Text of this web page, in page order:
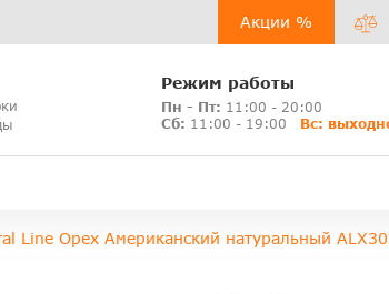
Акции %
Режим работы
Пн - Пт: 11:00 - 20:00
Сб: 11:00 - 19:00 Вс:
Line Орех Американский натуральный